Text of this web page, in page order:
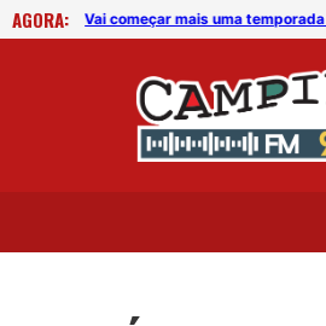
AGORA:
Vai começar mais uma temporada do “Quartas Acústicas”